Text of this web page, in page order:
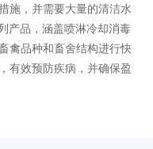
施，并需要大量的清洁水
产品，涵盖喷淋冷却消毒
禽品种和畜舍结构进行快
有效预防疾病，并确保盈